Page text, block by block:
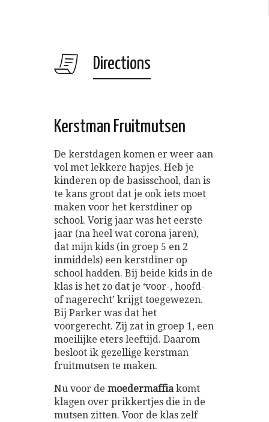
Directions
Kerstman Fruitmutsen
De kerstdagen komen er weer aan
vol met lekkere hapjes. Heb je
kinderen op de basisschool, dan is
te kans groot dat je ook iets moet
maken voor het kerstdiner op
school. Vorig jaar was het eerste
jaar (na heel wat corona jaren),
dat mijn kids (in groep 5 en 2
inmiddels) een kerstdiner op
school hadden. Bij beide kids in de
klas is het zo dat je ‘voor-, hoofd-
of nagerecht’ krijgt toegewezen.
Bij Parker was dat het
voorgerecht. Zij zat in groep 1, een
moeilijke eters leeftijd. Daarom
besloot ik gezellige kerstman
fruitmutsen te maken.
Nu voor de moedermaffiakomt
klagen over prikkertjes die in de
mutsen zitten. Voor de klas zelf